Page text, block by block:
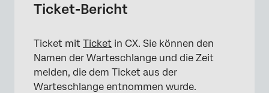
Ticket-Bericht
Ticket mit Ticket in CX. Sie können den
Namen der Warteschlange und die Zeit
melden, die dem Ticket aus der
Warteschlange entnommen wurde.